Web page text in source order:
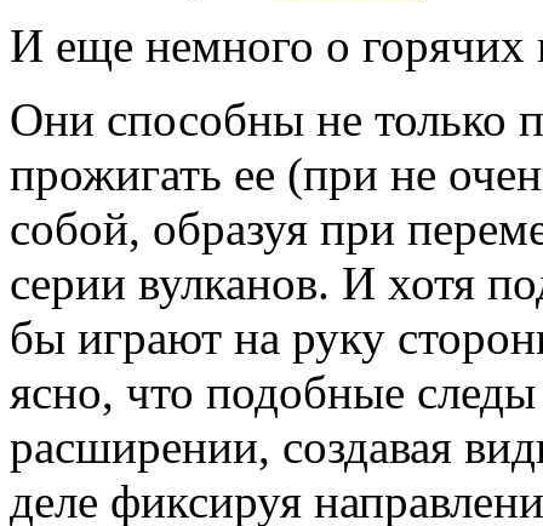
И еще немного о горячих
Они способны не только
прожигать ее (при не
собой, образуя при
серии вулканов. И хотя
бы играют на руку
ясно, что подобные
расширении, создавая
деле фиксируя